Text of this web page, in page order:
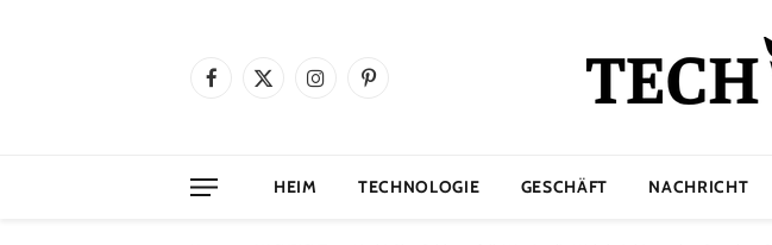
Facebook
X
InstagramPinterest
HEIM TECHNOLOGIE GESCHÄFT NACHRICHT